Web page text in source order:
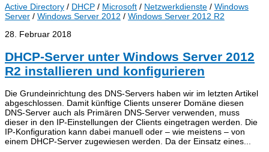
Active Directory / DHCP / Microsoft / Netzwerkdienste / Windows
Server / Windows Server 2012 / Windows Server 2012 R2
28. Februar 2018
DHCP-Server unter Windows Server 2012
R2 installieren und konfigurieren
Die Grundeinrichtung des DNS-Servers haben wir im letzten Artikel
abgeschlossen. Damit künftige Clients unserer Domäne diesen
DNS-Server auch als Primären DNS-Server verwenden, muss
dieser in den IP-Einstellungen der Clients eingetragen werden. Die
IP-Konfiguration kann dabei manuell oder – wie meistens – von
einem DHCP-Server zugewiesen werden. Da der Einsatz eines...